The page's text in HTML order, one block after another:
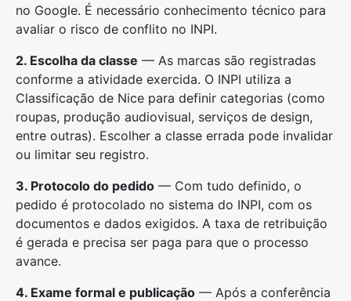
no Google. É necessário conhecimento técnico para
avaliar o risco de conflito no INPI.
2. Escolha da classe — As marcas são registradas
conforme a atividade exercida. O INPI utiliza a
Classificação de Nice para definir categorias (como
roupas, produção audiovisual, serviços de design,
entre outras). Escolher a classe errada pode invalidar
ou limitar seu registro.
3. Protocolo do pedido — Com tudo definido, o
pedido é protocolado no sistema do INPI, com os
documentos e dados exigidos. A taxa de retribuição
é gerada e precisa ser paga para que o processo
avance.
4. Exame formal e publicação — Após a conferência